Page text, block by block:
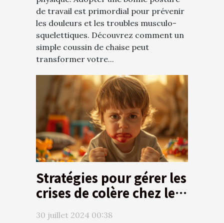
de travail est primordial pour prévenir
les douleurs et les troubles musculo-
squelettiques. Découvrez comment un
simple coussin de chaise peut
transformer votre...
Stratégies pour gérer les
crises de colère chez les
jeunes enfants
30 juillet 2024 00:38